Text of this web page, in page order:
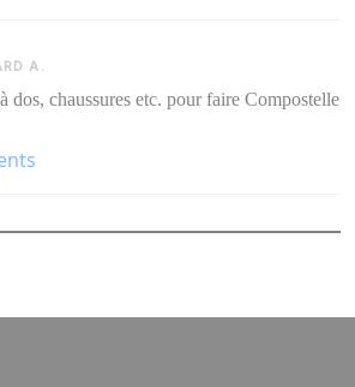
A.
dos, chaussures etc. pour faire Compostelle